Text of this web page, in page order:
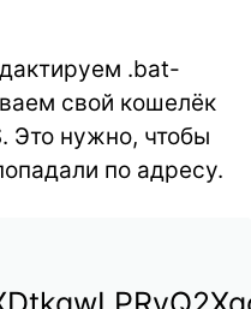
.bat-
свой кошелёк
Это нужно, чтобы
по адресу.